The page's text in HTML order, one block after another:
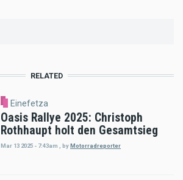
RELATED
Einefetza
Oasis Rallye 2025: Christoph
Rothhaupt holt den Gesamtsieg
Mar 13 2025 - 7:43am byMotorradreporter